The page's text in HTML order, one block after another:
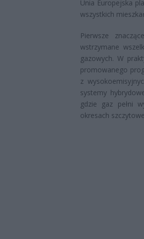
Unia Europejska
wszystkich
Pierwsze
wstrzymane
gazowych. W
promowanego
z
systemy
gdzie gaz pełni
okresach